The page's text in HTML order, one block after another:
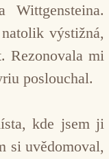
Wittgensteina.
výstižná,
Rezonovala mi
poslouchal.
kde jsem ji
si uvědomoval,